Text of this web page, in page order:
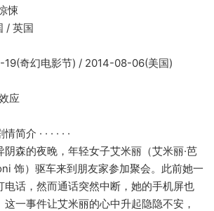
悚
/ 英国
奇幻电影节) / 2014-08-06(美国)
应
简介 · · · · · ·
森的夜晚，年轻女子艾米丽（艾米丽·芭
饰）驱车来到朋友家参加聚会。此前她一
电话，然而通话突然中断，她的手机屏也
一事件让艾米丽的心中升起隐隐不安，